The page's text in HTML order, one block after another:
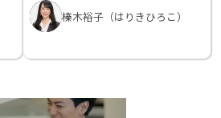
榛木裕子（はりきひろこ）